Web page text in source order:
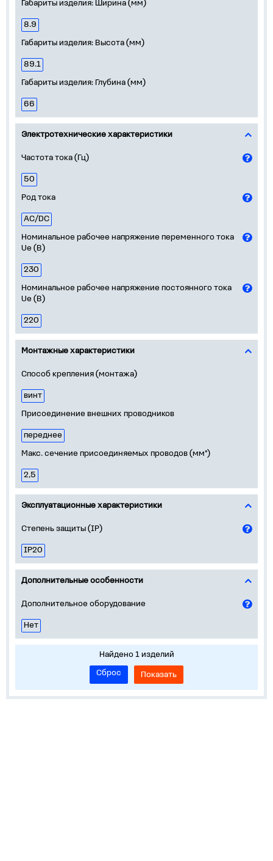
Габариты изделия: Ширина (мм)
8.9
Габариты изделия: Высота (мм)
89.1
Габариты изделия: Глубина (мм)
66
Электротехнические характеристики
Частота тока (Гц)
50
Род тока
AC/DC
Номинальное рабочее напряжение переменного тока
Ue (В)
230
Номинальное рабочее напряжение постоянного тока
Ue (В)
220
Монтажные характеристики
Способ крепления (монтажа)
винт
Присоединение внешних проводников
переднее
Макс. сечение присоединяемых проводов (мм²)
2,5
Эксплуатационные характеристики
Степень защиты (IP)
IP20
Дополнительные особенности
Дополнительное оборудование
Нет
Найдено 1 изделий
Сброс
Показать